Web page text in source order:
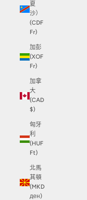
夏
沙）
(CDF
Fr)
加彭
(XOF
Fr)
加拿
大
(CAD
$)
匈牙
利
(HUF
Ft)
北馬
其頓
(MKD
ден)